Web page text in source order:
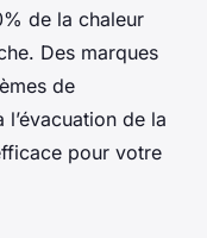
de la chaleur
Des marques
de
de la
pour votre